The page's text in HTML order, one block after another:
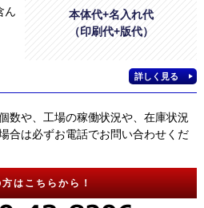
ん
本体代+名入れ代
（印刷代+版代）
詳しく見る
数や、工場の稼働状況や、在庫状況
合は必ずお電話でお問い合わせくだ
はこちらから！